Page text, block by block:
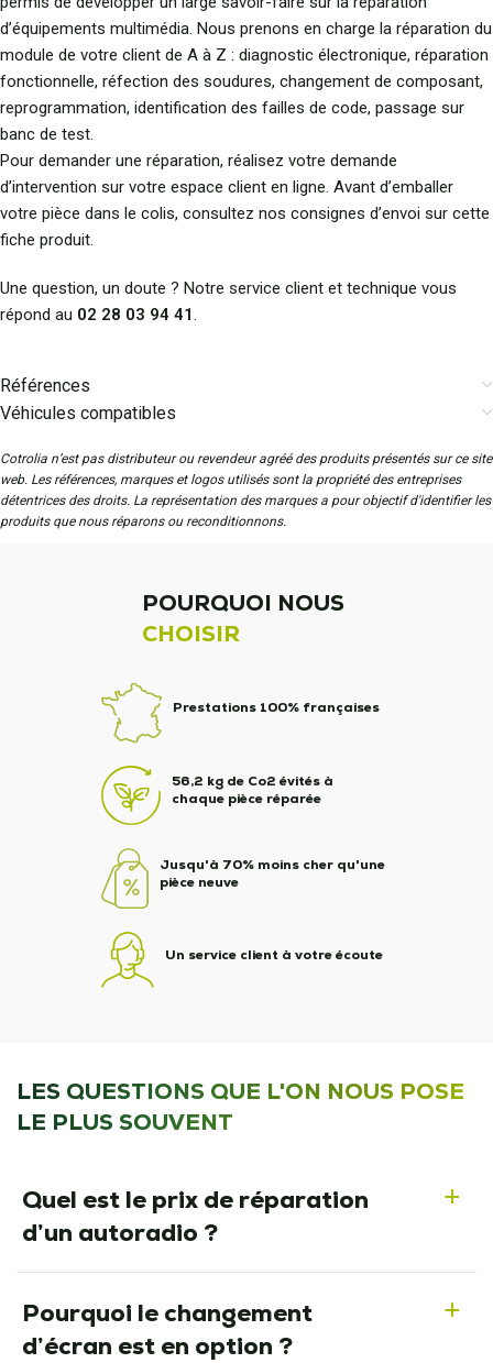
d’équipements multimédia. Nous prenons en charge la réparation du
module de votre client de A à Z : diagnostic électronique, réparation
fonctionnelle, réfection des soudures, changement de composant,
reprogrammation, identification des failles de code, passage sur
banc de test.
Pour demander une réparation, réalisez votre demande
d’intervention sur votre espace client en ligne. Avant d’emballer
votre pièce dans le colis, consultez nos consignes d’envoi sur cette
fiche produit.
Une question, un doute ? Notre service client et technique vous
répond au 02 28 03 94 41.
Références
Véhicules compatibles
Cotrolia n’est pas distributeur ou revendeur agréé des produits présentés sur ce site
web. Les références, marques et logos utilisés sont la propriété des entreprises
détentrices des droits. La représentation des marques a pour objectif d'identifier les
produits que nous réparons ou reconditionnons.
POURQUOI NOUS
CHOISIR
Prestations 100% françaises
56,2 kg de Co2 évités à
chaque pièce réparée
Jusqu'à 70% moins cher qu'une
pièce neuve
Un service client à votre écoute
LES QUESTIONS QUE L'ON NOUS POSE
LE PLUS SOUVENT
a
Quel est le prix de réparation
d’un autoradio ?
a
Pourquoi le changement
d’écran est en option ?